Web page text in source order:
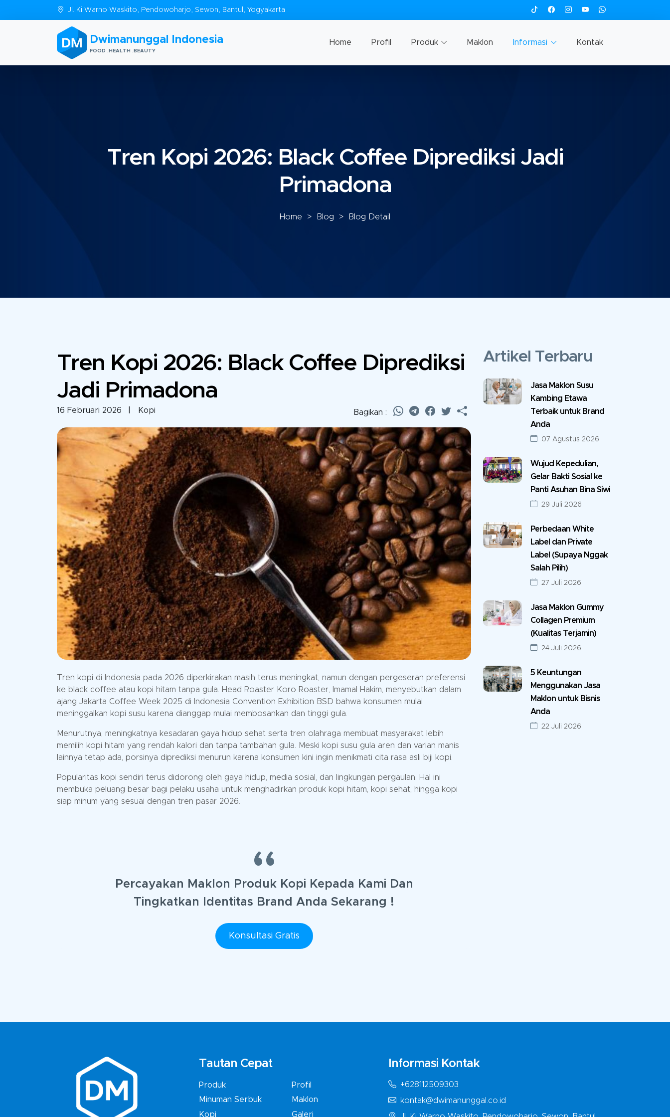
Jl. Ki Warno Waskito, Pendowoharjo, Sewon, Bantul, Yogyakarta
Dwimanunggal Indonesia
FOOD .HEALTH .BEAUTY
Home Profil Produk Maklon Informasi Kontak
Tren Kopi 2026: Black Coffee Diprediksi Jadi
Primadona
Home > Blog > Blog Detail
Tren Kopi 2026: Black Coffee Diprediksi
Jadi Primadona
16 Februari 2026 | Kopi Bagikan :
Tren kopi di Indonesia pada 2026 diperkirakan masih terus meningkat, namun dengan pergeseran preferensi
ke black coffee atau kopi hitam tanpa gula. Head Roaster Koro Roaster, Imamal Hakim, menyebutkan dalam
ajang Jakarta Coffee Week 2025 di Indonesia Convention Exhibition BSD bahwa konsumen mulai
meninggalkan kopi susu karena dianggap mulai membosankan dan tinggi gula.
Menurutnya, meningkatnya kesadaran gaya hidup sehat serta tren olahraga membuat masyarakat lebih
memilih kopi hitam yang rendah kalori dan tanpa tambahan gula. Meski kopi susu gula aren dan varian manis
lainnya tetap ada, porsinya diprediksi menurun karena konsumen kini ingin menikmati cita rasa asli biji kopi.
Popularitas kopi sendiri terus didorong oleh gaya hidup, media sosial, dan lingkungan pergaulan. Hal ini
membuka peluang besar bagi pelaku usaha untuk menghadirkan produk kopi hitam, kopi sehat, hingga kopi
siap minum yang sesuai dengan tren pasar 2026.
Percayakan Maklon Produk Kopi Kepada Kami Dan
Tingkatkan Identitas Brand Anda Sekarang !
Konsultasi Gratis
Artikel Terbaru
Jasa Maklon Susu
Kambing Etawa
Terbaik untuk Brand
Anda
07 Agustus 2026
Wujud Kepedulian,
Gelar Bakti Sosial ke
Panti Asuhan Bina Siwi
29 Juli 2026
Perbedaan White
Label dan Private
Label (Supaya Nggak
Salah Pilih)
27 Juli 2026
Jasa Maklon Gummy
Collagen Premium
(Kualitas Terjamin)
24 Juli 2026
5 Keuntungan
Menggunakan Jasa
Maklon untuk Bisnis
Anda
22 Juli 2026
Tautan Cepat
Produk
Minuman Serbuk
Kopi
Profil
Maklon
Galeri
Informasi Kontak
+628112509303
kontak@dwimanunggal.co.id